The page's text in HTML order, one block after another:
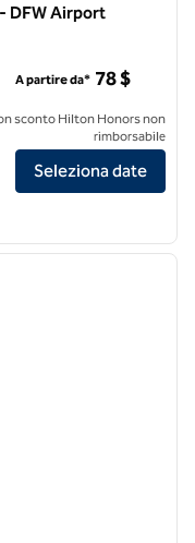
DFW Airport
by Hilton Hotel Dallas -
A partire da* 78 $
sconto Hilton Honors non
rimborsabile
Seleziona date